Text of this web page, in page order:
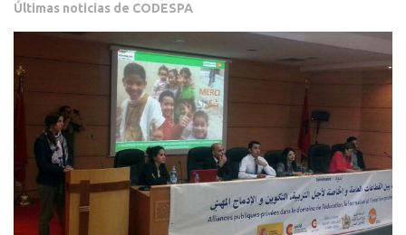
Últimas noticias de CODESPA